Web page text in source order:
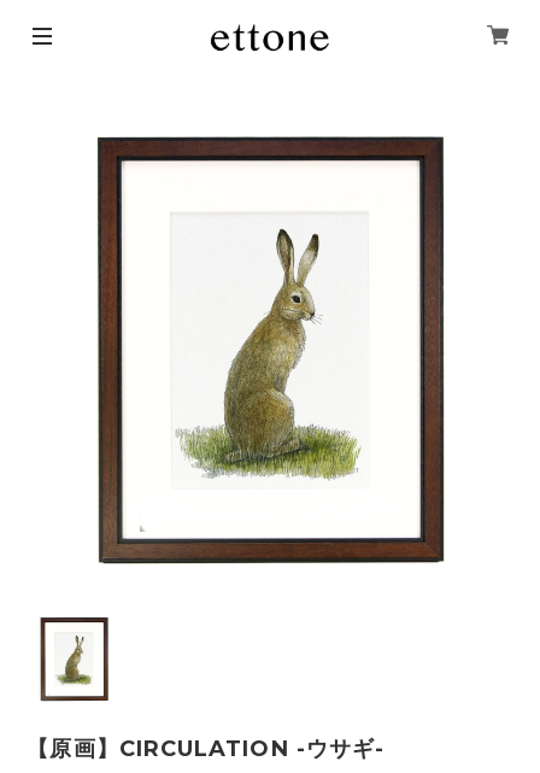
【原画】CIRCULATION -ウサギ-